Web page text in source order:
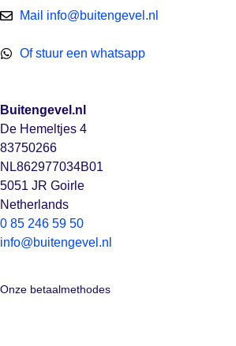
Mail info@buitengevel.nl
Of stuur een whatsapp
Buitengevel.nl
De Hemeltjes 4
83750266
NL862977034B01
5051 JR Goirle
Netherlands
0 85 246 59 50
info@buitengevel.nl
Onze betaalmethodes